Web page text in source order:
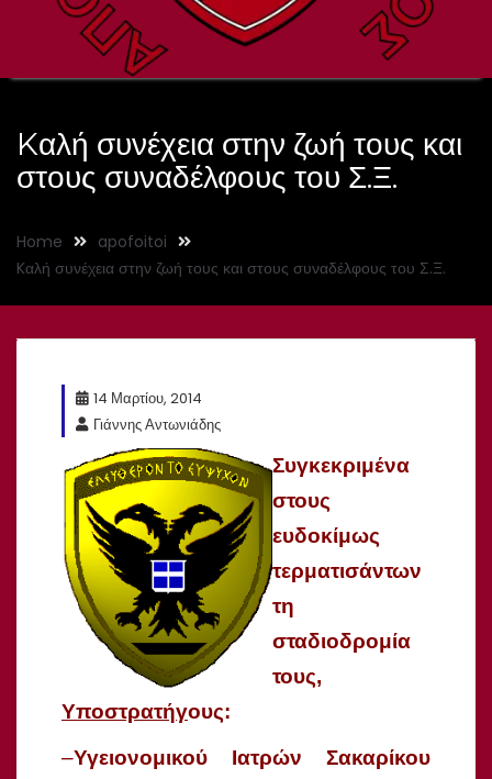
Kαλή συνέχεια στην ζωή τους και
στους συναδέλφους του Σ.Ξ.
Home
apofoitoi
Kαλή συνέχεια στην ζωή τους και στους συναδέλφους του Σ.Ξ.
14 Μαρτίου, 2014
Γιάννης Αντωνιάδης
Συγκεκριμένα
στους
ευδοκίμως
τερματισάντων
τη
σταδιοδρομία
τους,
Υποστρατήγους:
–Υγειονομικού Ιατρών Σακαρίκου